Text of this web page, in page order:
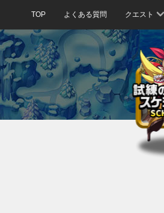
TOP よくある質問 クエスト